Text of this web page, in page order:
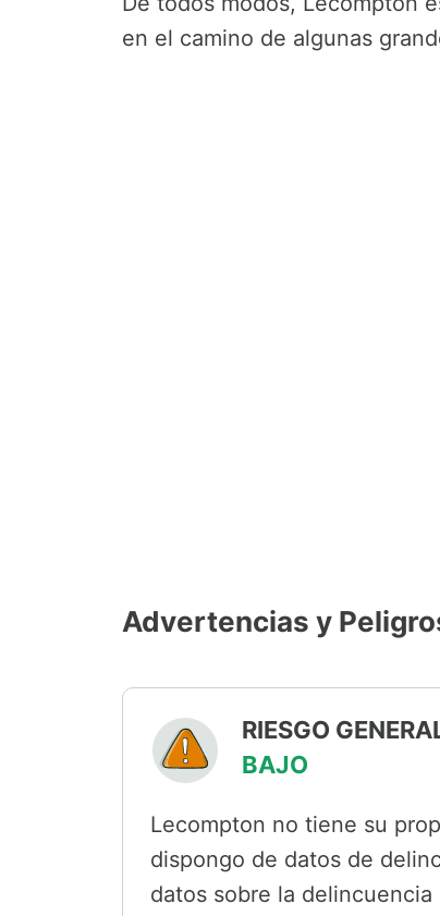
en el camino de algunas
Advertencias y
RIESGO
BAJO
Lecompton no tiene su
dispongo de datos de
datos sobre la